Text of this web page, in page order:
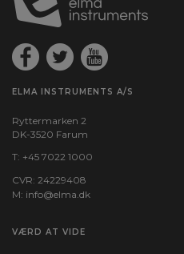
ELMA INSTRUMENTS A/S
Ryttermarken 2
DK-3520 Farum
T: +45 7022 1000
CVR: 24229408
M: info@elma.dk
VÆRD AT VIDE